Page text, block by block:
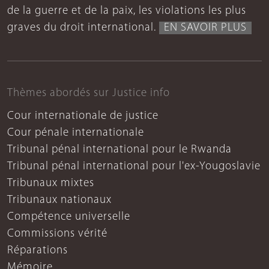
de la guerre et de la paix, les violations les plus
graves du droit international.
EN SAVOIR PLUS
Thèmes abordés sur Justice info
Cour internationale de justice
Cour pénale internationale
Tribunal pénal international pour le Rwanda
Tribunal pénal international pour l'ex-Yougoslavie
Tribunaux mixtes
Tribunaux nationaux
Compétence universelle
Commissions vérité
Réparations